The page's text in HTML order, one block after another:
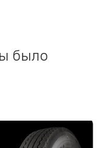
было